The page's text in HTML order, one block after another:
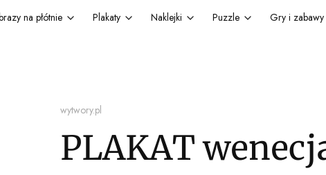
na płótnie Plakaty Naklejki Puzzle Gry i zabawy
wytwory.pl
PLAKAT